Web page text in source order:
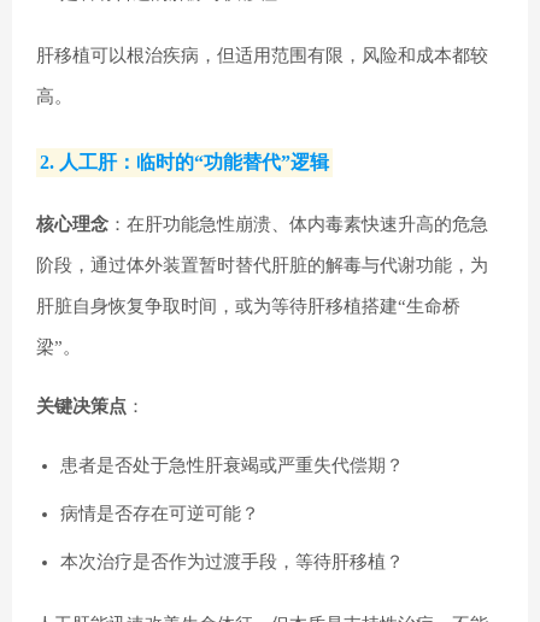
肝移植可以根治疾病，但适用范围有限，风险和成本都较
高。
2. 人工肝：临时的“功能替代”逻辑
核心理念 ：在肝功能急性崩溃、体内毒素快速升高的危急
阶段，通过体外装置暂时替代肝脏的解毒与代谢功能，为
肝脏自身恢复争取时间，或为等待肝移植搭建“生命桥
梁”。
关键决策点 ：
患者是否处于急性肝衰竭或严重失代偿期？
病情是否存在可逆可能？
本次治疗是否作为过渡手段，等待肝移植？